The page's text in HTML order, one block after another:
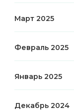
Март 2025
Февраль 2025
Январь 2025
Декабрь 2024